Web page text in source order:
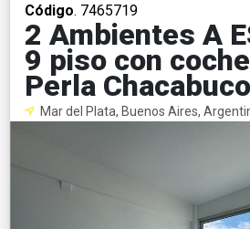
Código. 7465719
2 Ambientes A
9 piso con
Perla
Mar del Plata, Buenos Aires,